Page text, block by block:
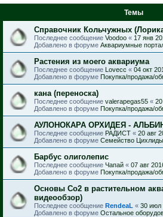
Темы
Справочник Кольчужных
Последнее сообщение Voodoo « 17 янв
Добавлено в форуме Аквариумные
Растения из моего аквариума
Последнее сообщение Lovecc « 04 окт
Добавлено в форуме Покупка/продажа/
кана (переноска)
Последнее сообщение valerapegas55 «
Добавлено в форуме Покупка/продажа/
АУЛОНОКАРА ОРХИДЕЯ -
Последнее сообщение РАДИСТ « 20 авг
Добавлено в форуме Семейство
Барбус олиголепис
Последнее сообщение Чапай « 07 авг
Добавлено в форуме Покупка/продажа/
Основы Со2 в растительном
видеообзор)
Последнее сообщение RendeaL « 30 июл
Добавлено в форуме Остальное